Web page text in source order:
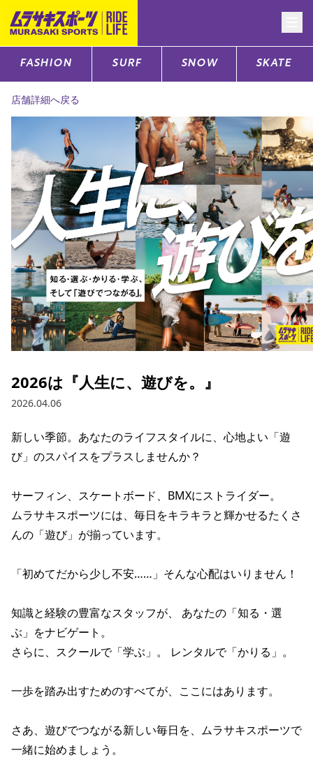
CATEGORY
サーフTOP
スノーTOP
スケートTOP
CONTENTS
ブランド一覧
特集一覧
SUPPORT
ご利用ガイド
会員ランク
アフターサポート
お問い合わせ
ニュース
ムラサキスポーツ 公式アプリ
ポイント・クーポンもこのアプリで！
FASHION SURF SNOW SKATE
店舗詳細へ戻る
2026は『人生に、遊びを。』
2026.04.06
新しい季節。あなたのライフスタイルに、心地よい「遊
び」のスパイスをプラスしませんか？
サーフィン、スケートボード、BMXにストライダー。
ムラサキスポーツには、毎日をキラキラと輝かせるたくさ
んの「遊び」が揃っています。
「初めてだから少し不安……」そんな心配はいりません！
知識と経験の豊富なスタッフが、 あなたの「知る・選
ぶ」をナビゲート。
さらに、スクールで「学ぶ」。 レンタルで「かりる」。
一歩を踏み出すためのすべてが、ここにはあります。
さあ、遊びでつながる新しい毎日を、ムラサキスポーツで
一緒に始めましょう。